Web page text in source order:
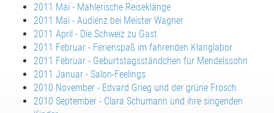
2011 Mai - Mahlerische Reiseklänge
2011 Mai - Audienz bei Meister Wagner
2011 April - Die Schweiz zu Gast
2011 Februar - Ferienspaß im fahrenden Klanglabor
2011 Februar - Geburtstagsständchen für Mendelssohn
2011 Januar - Salon-Feelings
2010 November - Edvard Grieg und der grüne Frosch
2010 September - Clara Schumann und ihre singenden